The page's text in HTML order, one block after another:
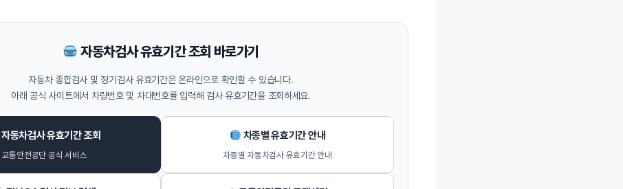
자동차검사 유효기간 조회 바로가기
자동차 종합검사 및 정기검사 유효기간은 온라인으로 확인할 수 있습니다.
아래 공식 사이트에서 차량번호 및 차대번호를 입력해 검사 유효기간을 조회하세요.
자동차검사 유효기간 조회
교통안전공단 공식 서비스
차종별 유효기간 안내
차종별 자동차검사 유효기간 안내